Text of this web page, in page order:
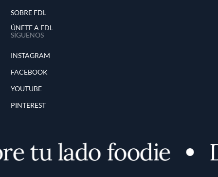
SOBRE FDL
ÚNETE A FDL
SÍGUENOS
INSTAGRAM
FACEBOOK
YOUTUBE
PINTEREST
tu lado foodie